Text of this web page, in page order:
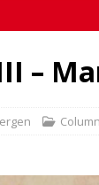
–
Column